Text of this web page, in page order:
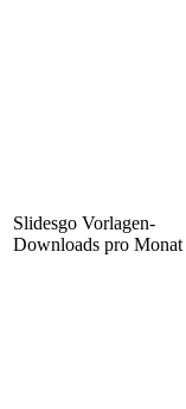
Slidesgo Vorlagen-
Downloads pro Monat